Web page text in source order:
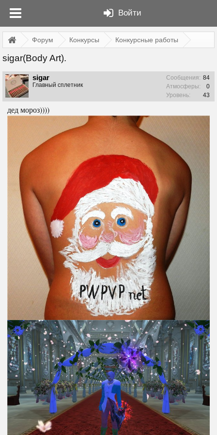
Войти
Форум Конкурсы Конкурсные работы
sigar(Body Art).
sigar
Главный сплетник
Сообщения: 84
Атмосферы:
0
Уровень:
43
дед мороз))))